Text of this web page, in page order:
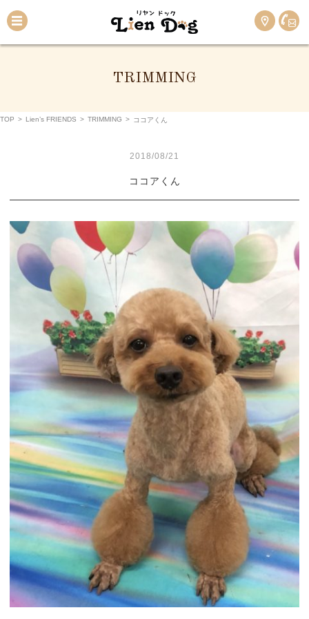
TRIMMING
TOP > Lien’s FRIENDS > TRIMMING > ココアくん
2018/08/21
ココアくん